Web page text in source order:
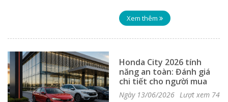
Xem thêm
Honda City 2026 tính
năng an toàn: Đánh giá
chi tiết cho người mua
Ngày 13/06/2026 Lượt xem 74